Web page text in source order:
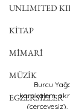
UNLIMITED
KİTAP
MİMARİ
MÜZİK
EGZERSİZLER
Burcu
karakalem,
(çerçevesiz),